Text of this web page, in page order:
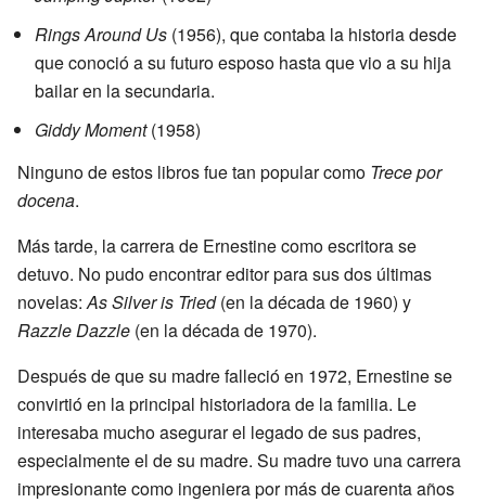
Rings Around Us (1956), que contaba la historia desde
que conoció a su futuro esposo hasta que vio a su hija
bailar en la secundaria.
Giddy Moment(1958)
Ninguno de estos libros fue tan popular como Trece por
docena.
Más tarde, la carrera de Ernestine como escritora se
detuvo. No pudo encontrar editor para sus dos últimas
novelas:As Silver is Tried(en la década de 1960) y
Razzle Dazzle (en la década de 1970).
Después de que su madre falleció en 1972, Ernestine se
convirtió en la principal historiadora de la familia. Le
interesaba mucho asegurar el legado de sus padres,
especialmente el de su madre. Su madre tuvo una carrera
impresionante como ingeniera por más de cuarenta años